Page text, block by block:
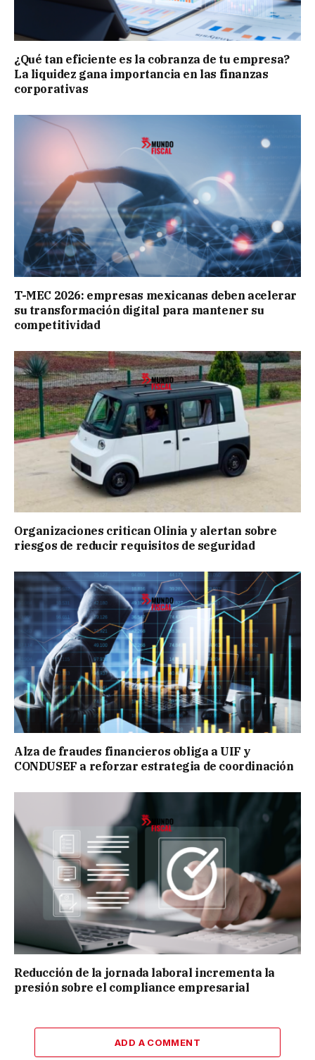
¿Qué tan eficiente es la cobranza de tu empresa?
La liquidez gana importancia en las finanzas
corporativas
T-MEC 2026: empresas mexicanas deben acelerar
su transformación digital para mantener su
competitividad
Organizaciones critican Olinia y alertan sobre
riesgos de reducir requisitos de seguridad
Alza de fraudes financieros obliga a UIF y
CONDUSEF a reforzar estrategia de coordinación
Reducción de la jornada laboral incrementa la
presión sobre el compliance empresarial
ADD A COMMENT